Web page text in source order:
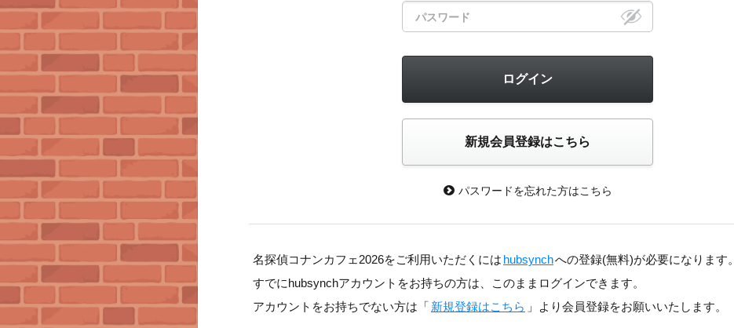
> パスワードを忘れた方はこちら
名探偵コナンカフェ2026をご利用いただくには hubsynchへの登録(無料)が必要になります。
すでにhubsynchアカウントをお持ちの方は、このままログインできます。
アカウントをお持ちでない方は「 新規登録はこちら 」より会員登録をお願いいたします。